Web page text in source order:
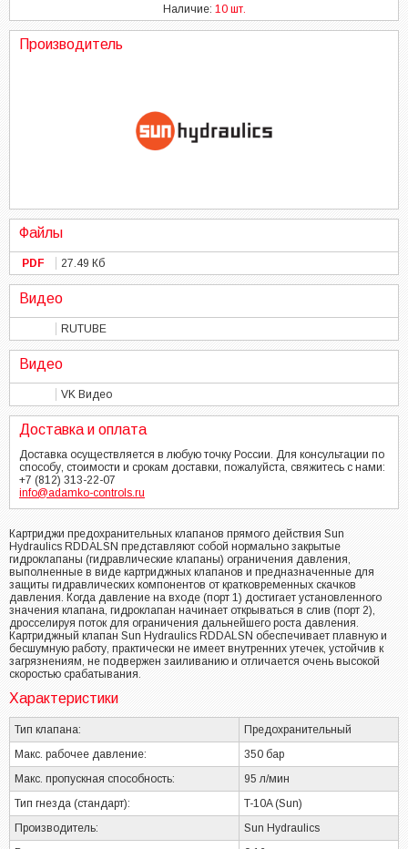
Наличие: 10 шт.
Производитель
Файлы
PDF 27.49 Кб
Видео
RUTUBE
Видео
VK Видео
Доставка и оплата
Доставка осуществляется в любую точку России. Для консультации по
способу, стоимости и срокам доставки, пожалуйста, свяжитесь с нами:
+7 (812) 313-22-07
info@adamko-controls.ru
Картриджи предохранительных клапанов прямого действия Sun
Hydraulics RDDALSN представляют собой нормально закрытые
гидроклапаны (гидравлические клапаны) ограничения давления,
выполненные в виде картриджных клапанов и предназначенные для
защиты гидравлических компонентов от кратковременных скачков
давления. Когда давление на входе (порт 1) достигает установленного
значения клапана, гидроклапан начинает открываться в слив (порт 2),
дросселируя поток для ограничения дальнейшего роста давления.
Картриджный клапан Sun Hydraulics RDDALSN обеспечивает плавную и
бесшумную работу, практически не имеет внутренних утечек, устойчив к
загрязнениям, не подвержен заиливанию и отличается очень высокой
скоростью срабатывания.
Характеристики
Тип клапана:
Предохранительный
Макс. рабочее давление:
350 бар
Макс. пропускная способность:
95 л/мин
Тип гнезда (стандарт):
T-10A (Sun)
Производитель:
Sun Hydraulics